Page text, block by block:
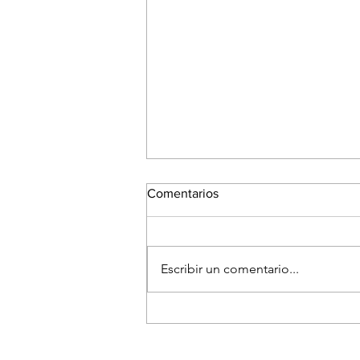
Comentarios
Escribir un comentario...